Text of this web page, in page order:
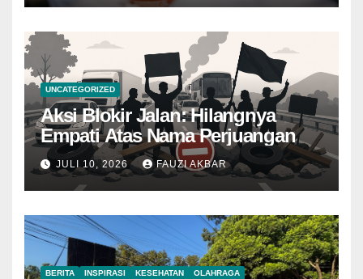
UNCATEGORIZED
Aksi Blokir Jalan: Hilangnya
Empati Atas Nama Perjuangan
JULI 10, 2026 FAUZI AKBAR
BERITA INSPIRASI KESEHATAN OLAHRAGA